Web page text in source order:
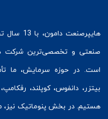
هایپرصنعت
دامون،
صنعتی و تخصصی‌ترین شرکت
است. در حوزه سرمایش، ما
بیتزر، دانفوس،کوپلند،
هستیم. در بخش پنوماتیک